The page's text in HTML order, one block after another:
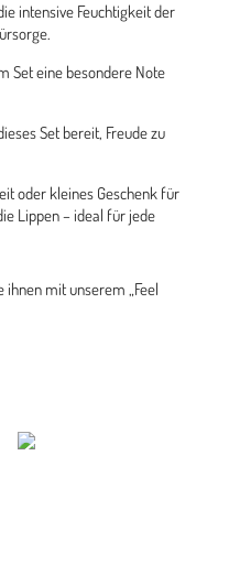
intensive Feuchtigkeit der
Set eine besondere Note
Set bereit, Freude zu
oder kleines Geschenk für
Lippen – ideal für jede
mit unserem „Feel